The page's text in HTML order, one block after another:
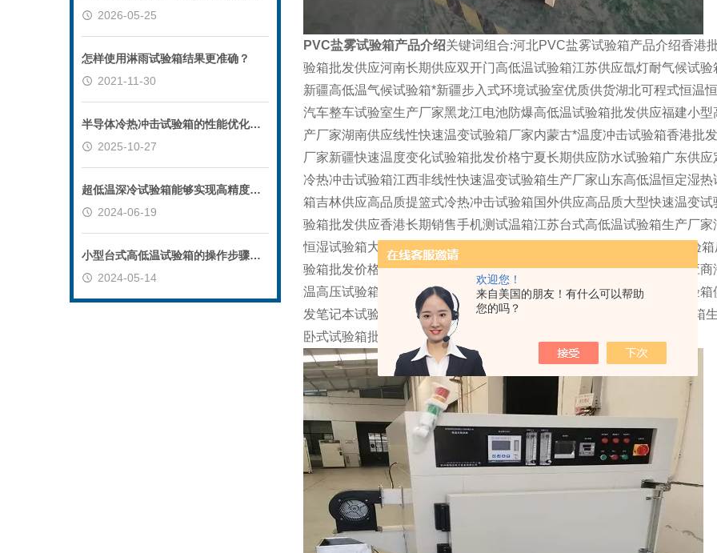
欢迎您！
来自美国的朋友！有什么可以帮助
您的吗？
2026-05-25
怎样使用淋雨试验箱结果更准确？
2021-11-30
半导体冷热冲击试验箱的性能优化与维护建议
2025-10-27
超低温深冷试验箱能够实现高精度的温度控制
2024-06-19
小型台式高低温试验箱的操作步骤和注意事项
2024-05-14
PVC盐雾试验箱产品介绍关键词组合:河北PVC盐雾试验箱产品介绍香港
验箱批发供应河南长期供应双开门高低温试验箱江苏供应氙灯耐气候试
新疆高低温气候试验箱*新疆步入式环境试验室优质供货湖北可程式恒温
汽车整车试验室生产厂家黑龙江电池防爆高低温试验箱批发供应福建小
产厂家湖南供应线性快速温变试验箱厂家内蒙古*温度冲击试验箱香港批
厂家新疆快速温度变化试验箱批发价格宁夏长期供应防水试验箱广东供
冷热冲击试验箱江西非线性快速温变试验箱生产厂家山东高低温恒定湿
箱吉林供应高品质提篮式冷热冲击试验箱国外供应高品质大型快速温变
验箱批发供应香港长期销售手机测试温箱江苏台式高低温试验箱生产厂
恒湿试验箱大量供应广西双85高温高湿试验箱报价湖南批发三综合试验
验箱批发价格宁夏大量供应温湿度试验室澳门小型低温试验箱直销供应
温高压试验箱生产厂家江西专业销售高温高湿试验箱安徽加速老化试验
发笔记本试验箱现货天津可编程高低温试验箱*四川ESS应力筛选试验箱
卧式试验箱批发商价格青海*高低温冲击试验箱,